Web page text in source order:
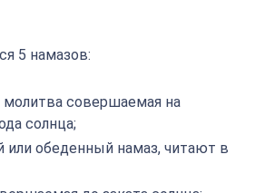
5 намазов:
совершаемая на
солнца;
или обеденный намаз, читают в